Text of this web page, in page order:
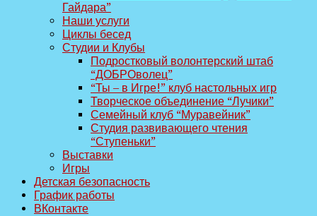
Гайдара”
Наши услуги
Циклы бесед
Студии и Клубы
Подростковый волонтерский штаб
“ДОБРОволец”
“Ты – в Игре!” клуб настольных игр
Творческое объединение “Лучики”
Семейный клуб “Муравейник”
Студия развивающего чтения
“Ступеньки”
Выставки
Игры
Детская безопасность
График работы
ВКонтакте